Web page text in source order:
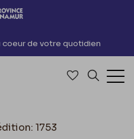
contenu
coeur de votre quotidien
Accéder à
1753